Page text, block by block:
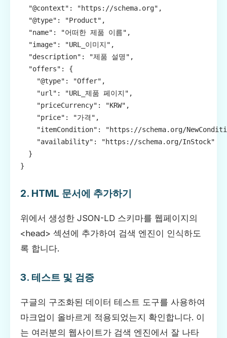
  "@context": "https://schema.org",
  "@type": "Product",
  "name": "어떠한 제품 이름",
  "image": "URL_이미지",
  "description": "제품 설명",
  "offers": {
    "@type": "Offer",
    "url": "URL_제품 페이지",
    "priceCurrency": "KRW",
    "price": "가격",
"itemCondition": "https://schema.org/
    "availability": "https://schema.org/InStock"
  }
}
2. HTML 문서에 추가하기
위에서 생성한 JSON-LD 스키마를 웹페이지의
<head> 섹션에 추가하여 검색 엔진이 인식하도
록 합니다.
3. 테스트 및 검증
구글의 구조화된 데이터 테스트 도구를 사용하여
마크업이 올바르게 적용되었는지 확인합니다. 이
는 여러분의 웹사이트가 검색 엔진에서 잘 나타